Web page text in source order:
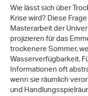
Wie lässt sich über
Krise wird? Diese
Masterarbeit der
projizieren für das
trockenere Sommer,
Wasserverfügbarkeit.
Informationen oft
wenn sie räumlich
und